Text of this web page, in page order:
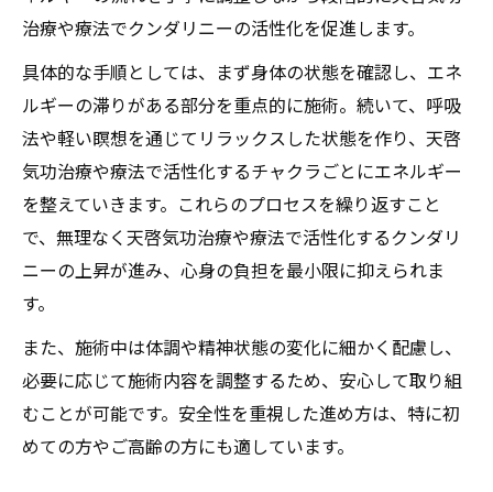
治療や療法でクンダリニーの活性化を促進します。
具体的な手順としては、まず身体の状態を確認し、エネ
ルギーの滞りがある部分を重点的に施術。続いて、呼吸
法や軽い瞑想を通じてリラックスした状態を作り、天啓
気功治療や療法で活性化するチャクラごとにエネルギー
を整えていきます。これらのプロセスを繰り返すこと
で、無理なく天啓気功治療や療法で活性化するクンダリ
ニーの上昇が進み、心身の負担を最小限に抑えられま
す。
また、施術中は体調や精神状態の変化に細かく配慮し、
必要に応じて施術内容を調整するため、安心して取り組
むことが可能です。安全性を重視した進め方は、特に初
めての方やご高齢の方にも適しています。